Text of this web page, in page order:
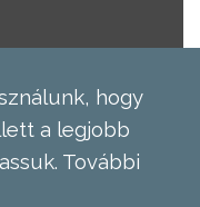
hogy
a legjobb
További